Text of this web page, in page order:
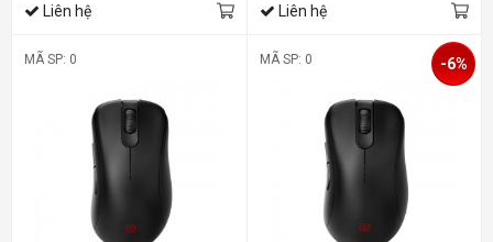
Liên hệ Liên hệ
MÃ SP: 0 MÃ SP: 0 -6%